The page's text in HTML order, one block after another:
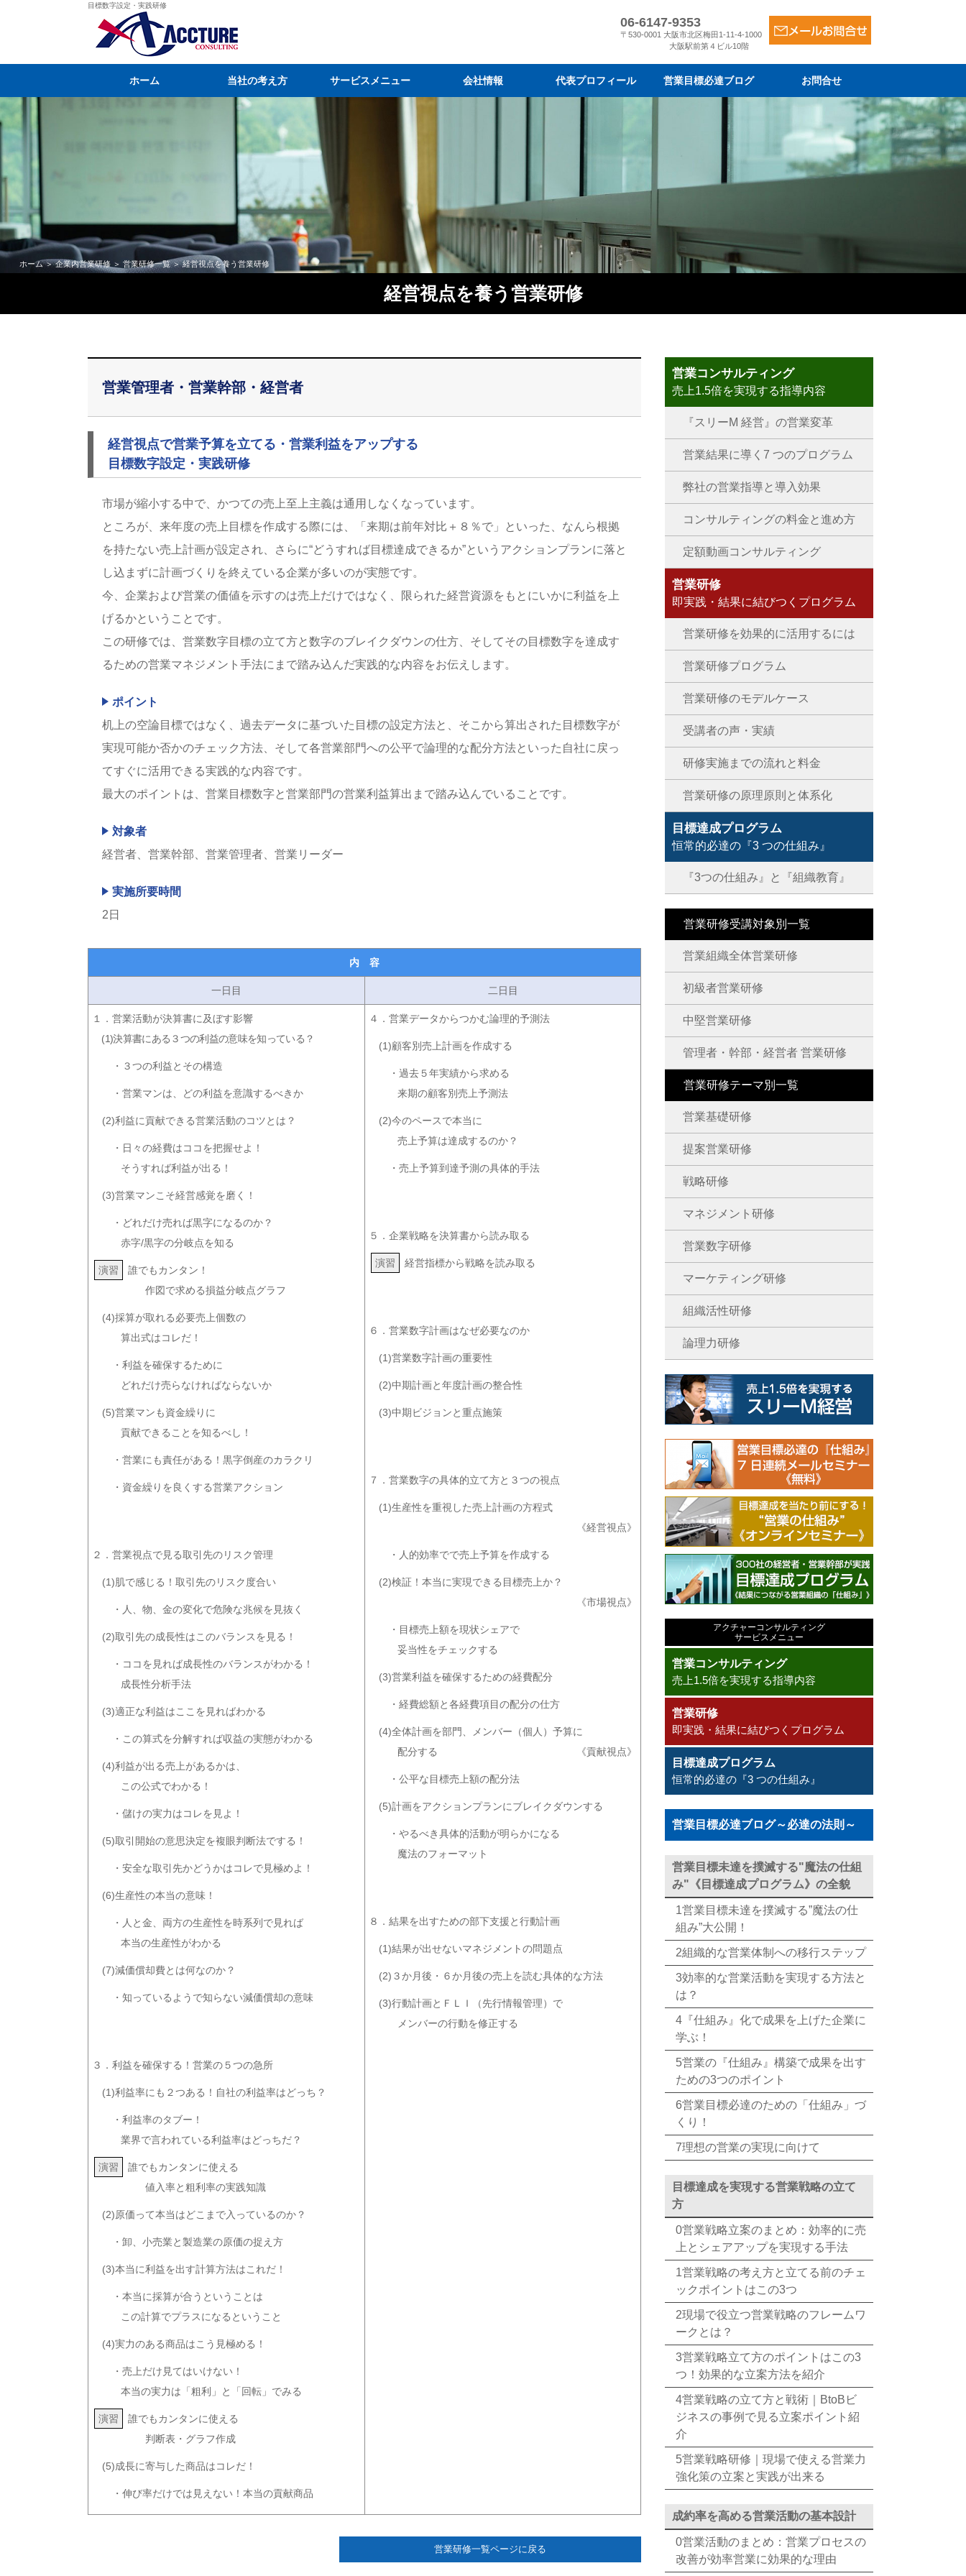
目標数字設定・実践研修
06-6147-9353
〒530-0001 大阪市北区梅田1-11-4-1000
大阪駅前第４ビル10階
ホーム 当社の考え方 サービスメニュー 会社情報 代表プロフィール 営業目標必達ブログ お問合せ
ホーム＞企業内営業研修＞ 営業研修一覧＞ 経営視点を養う営業研修
経営視点を養う営業研修
営業管理者・営業幹部・経営者
経営視点で営業予算を立てる・営業利益をアップする
目標数字設定・実践研修
市場が縮小する中で、かつての売上至上主義は通用しなくなっています。
ところが、来年度の売上目標を作成する際には、「来期は前年対比＋８％で」といった、なんら根拠
を持たない売上計画が設定され、さらに“どうすれば目標達成できるか”というアクションプランに落と
し込まずに計画づくりを終えている企業が多いのが実態です。
今、企業および営業の価値を示すのは売上だけではなく、限られた経営資源をもとにいかに利益を上
げるかということです。
この研修では、営業数字目標の立て方と数字のブレイクダウンの仕方、そしてその目標数字を達成す
るための営業マネジメント手法にまで踏み込んだ実践的な内容をお伝えします。
ポイント
机上の空論目標ではなく、過去データに基づいた目標の設定方法と、そこから算出された目標数字が
実現可能か否かのチェック方法、そして各営業部門への公平で論理的な配分方法といった自社に戻っ
てすぐに活用できる実践的な内容です。
最大のポイントは、営業目標数字と営業部門の営業利益算出まで踏み込んでいることです。
対象者
経営者、営業幹部、営業管理者、営業リーダー
実施所要時間
2日
内 容
一日目 二日目
１．営業活動が決算書に及ぼす影響
(1)決算書にある３つの利益の意味を知っている？
・３つの利益とその構造
・営業マンは、どの利益を意識するべきか
(2)利益に貢献できる営業活動のコツとは？
・日々の経費はココを把握せよ！
そうすれば利益が出る！
(3)営業マンこそ経営感覚を磨く！
・どれだけ売れば黒字になるのか？
赤字/黒字の分岐点を知る
演習
誰でもカンタン！
作図で求める損益分岐点グラフ
(4)採算が取れる必要売上個数の
算出式はコレだ！
・利益を確保するために
どれだけ売らなければならないか
(5)営業マンも資金繰りに
貢献できることを知るべし！
・営業にも責任がある！黒字倒産のカラクリ
・資金繰りを良くする営業アクション
２．営業視点で見る取引先のリスク管理
(1)肌で感じる！取引先のリスク度合い
・人、物、金の変化で危険な兆候を見抜く
(2)取引先の成長性はこのバランスを見る！
・ココを見れば成長性のバランスがわかる！
成長性分析手法
(3)適正な利益はここを見ればわかる
・この算式を分解すれば収益の実態がわかる
(4)利益が出る売上があるかは、
この公式でわかる！
・儲けの実力はコレを見よ！
(5)取引開始の意思決定を複眼判断法でする！
・安全な取引先かどうかはコレで見極めよ！
(6)生産性の本当の意味！
・人と金、両方の生産性を時系列で見れば
本当の生産性がわかる
(7)減価償却費とは何なのか？
・知っているようで知らない減価償却の意味
３．利益を確保する！営業の５つの急所
(1)利益率にも２つある！自社の利益率はどっち？
・利益率のタブー！
業界で言われている利益率はどっちだ？
演習
誰でもカンタンに使える
値入率と粗利率の実践知識
(2)原価って本当はどこまで入っているのか？
・卸、小売業と製造業の原価の捉え方
(3)本当に利益を出す計算方法はこれだ！
・本当に採算が合うということは
この計算でプラスになるということ
(4)実力のある商品はこう見極める！
・売上だけ見てはいけない！
本当の実力は「粗利」と「回転」でみる
演習
誰でもカンタンに使える
判断表・グラフ作成
(5)成長に寄与した商品はコレだ！
・伸び率だけでは見えない！本当の貢献商品
４．営業データからつかむ論理的予測法
(1)顧客別売上計画を作成する
・過去５年実績から求める
来期の顧客別売上予測法
(2)今のペースで本当に
売上予算は達成するのか？
・売上予算到達予測の具体的手法
５．企業戦略を決算書から読み取る
演習 経営指標から戦略を読み取る
６．営業数字計画はなぜ必要なのか
(1)営業数字計画の重要性
(2)中期計画と年度計画の整合性
(3)中期ビジョンと重点施策
７．営業数字の具体的立て方と３つの視点
(1)生産性を重視した売上計画の方程式
《経営視点》
・人的効率でで売上予算を作成する
(2)検証！本当に実現できる目標売上か？
《市場視点》
・目標売上額を現状シェアで
妥当性をチェックする
(3)営業利益を確保するための経費配分
・経費総額と各経費項目の配分の仕方
(4)全体計画を部門、メンバー（個人）予算に
《貢献視点》
配分する
・公平な目標売上額の配分法
(5)計画をアクションプランにブレイクダウンする
・やるべき具体的活動が明らかになる
魔法のフォーマット
８．結果を出すための部下支援と行動計画
(1)結果が出せないマネジメントの問題点
(2)３か月後・６か月後の売上を読む具体的な方法
(3)行動計画とＦＬＩ（先行情報管理）で
メンバーの行動を修正する
営業研修一覧ページに戻る
営業コンサルティング
売上1.5倍を実現する指導内容
『スリーM 経営』の営業変革
営業結果に導く7 つのプログラム
弊社の営業指導と導入効果
コンサルティングの料金と進め方
定額動画コンサルティング
営業研修
即実践・結果に結びつくプログラム
営業研修を効果的に活用するには
営業研修プログラム
営業研修のモデルケース
受講者の声・実績
研修実施までの流れと料金
営業研修の原理原則と体系化
目標達成プログラム
恒常的必達の『3 つの仕組み』
『3つの仕組み』と『組織教育』
営業研修受講対象別一覧
営業組織全体営業研修
初級者営業研修
中堅営業研修
管理者・幹部・経営者 営業研修
営業研修テーマ別一覧
営業基礎研修
提案営業研修
戦略研修
マネジメント研修
営業数字研修
マーケティング研修
組織活性研修
論理力研修
アクチャーコンサルティング
サービスメニュー
営業コンサルティング
売上1.5倍を実現する指導内容
営業研修
即実践・結果に結びつくプログラム
目標達成プログラム
恒常的必達の『3 つの仕組み』
営業目標必達ブログ～必達の法則～
営業目標未達を撲滅する"魔法の仕組
み"《目標達成プログラム》の全貌
1営業目標未達を撲滅する”魔法の仕
組み”大公開！
2組織的な営業体制への移行ステップ
3効率的な営業活動を実現する方法と
は？
4『仕組み』化で成果を上げた企業に
学ぶ！
5営業の『仕組み』構築で成果を出す
ための3つのポイント
6営業目標必達のための「仕組み」づ
くり！
7理想の営業の実現に向けて
目標達成を実現する営業戦略の立て
方
0営業戦略立案のまとめ：効率的に売
上とシェアアップを実現する手法
1営業戦略の考え方と立てる前のチェ
ックポイントはこの3つ
2現場で役立つ営業戦略のフレームワ
ークとは？
3営業戦略立て方のポイントはこの3
つ！効果的な立案方法を紹介
4営業戦略の立て方と戦術｜BtoBビ
ジネスの事例で見る立案ポイント紹
介
5営業戦略研修｜現場で使える営業力
強化策の立案と実践が出来る
成約率を高める営業活動の基本設計
0営業活動のまとめ：営業プロセスの
改善が効率営業に効果的な理由